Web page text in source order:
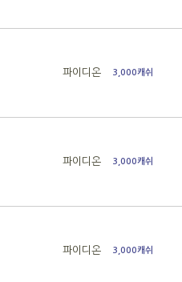
파이디온 3,000캐쉬
파이디온 3,000캐쉬
파이디온 3,000캐쉬